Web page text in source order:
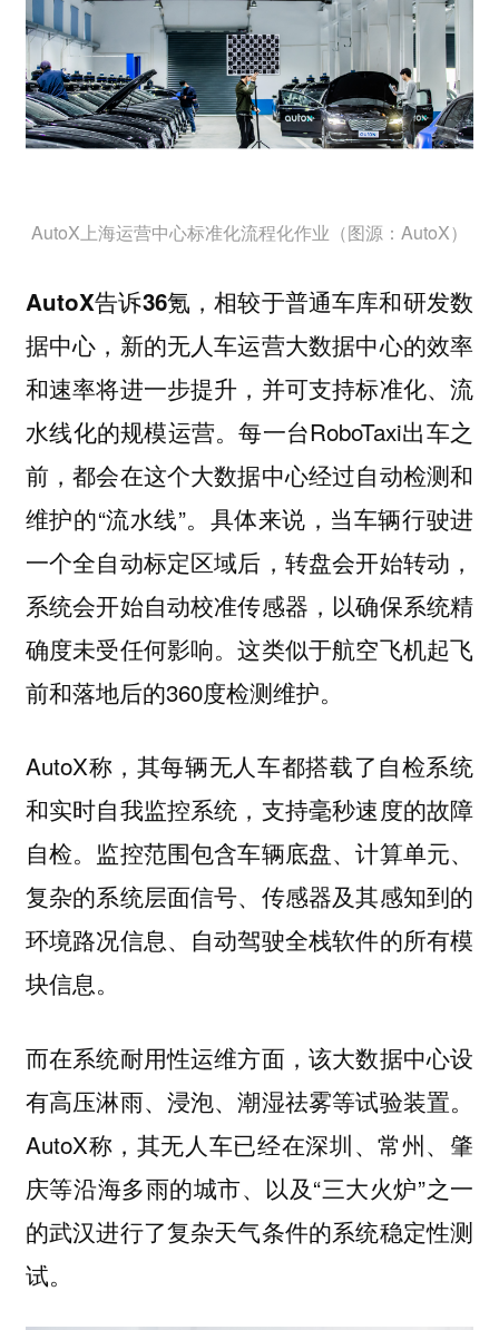
AutoX上海运营中心标准化流程化作业（图源：AutoX）
AutoX告诉36氪，相较于普通车库和研发数
据中心，新的无人车运营大数据中心的效率
和速率将进一步提升，并可支持标准化、流
水线化的规模运营。每一台RoboTaxi出车之
前，都会在这个大数据中心经过自动检测和
维护的“流水线”。具体来说，当车辆行驶进
一个全自动标定区域后，转盘会开始转动，
系统会开始自动校准传感器，以确保系统精
确度未受任何影响。这类似于航空飞机起飞
前和落地后的360度检测维护。
AutoX称，其每辆无人车都搭载了自检系统
和实时自我监控系统，支持毫秒速度的故障
自检。监控范围包含车辆底盘、计算单元、
复杂的系统层面信号、传感器及其感知到的
环境路况信息、自动驾驶全栈软件的所有模
块信息。
而在系统耐用性运维方面，该大数据中心设
有高压淋雨、浸泡、潮湿祛雾等试验装置。
AutoX称，其无人车已经在深圳、常州、肇
庆等沿海多雨的城市、以及“三大火炉”之一
的武汉进行了复杂天气条件的系统稳定性测
试。